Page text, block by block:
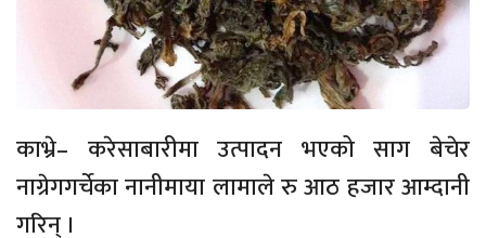
काभ्रे– करेसाबारीमा उत्पादन भएको साग बेचेर
नाग्रेगगर्चेका नानीमाया लामाले रु आठ हजार आम्दानी
गरिन् ।